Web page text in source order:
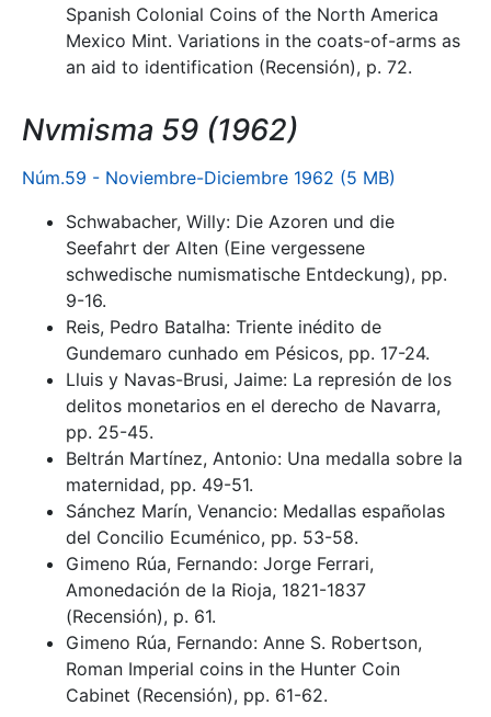
Spanish Colonial Coins of the North America
Mexico Mint. Variations in the coats-of-arms as
an aid to identification (Recensión), p. 72.
Nvmisma 59 (1962)
Núm.59 - Noviembre-Diciembre 1962 (5 MB)
Schwabacher, Willy: Die Azoren und die
Seefahrt der Alten (Eine vergessene
schwedische numismatische Entdeckung), pp.
9-16.
Reis, Pedro Batalha: Triente inédito de
Gundemaro cunhado em Pésicos, pp. 17-24.
Lluis y Navas-Brusi, Jaime: La represión de los
delitos monetarios en el derecho de Navarra,
pp. 25-45.
Beltrán Martínez, Antonio: Una medalla sobre la
maternidad, pp. 49-51.
Sánchez Marín, Venancio: Medallas españolas
del Concilio Ecuménico, pp. 53-58.
Gimeno Rúa, Fernando: Jorge Ferrari,
Amonedación de la Rioja, 1821-1837
(Recensión), p. 61.
Gimeno Rúa, Fernando: Anne S. Robertson,
Roman Imperial coins in the Hunter Coin
Cabinet (Recensión), pp. 61-62.